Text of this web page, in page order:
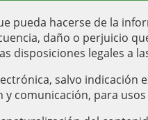
pueda hacerse de la
daño o perjuicio
disposiciones legales a
salvo
para